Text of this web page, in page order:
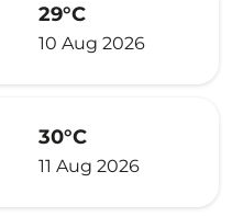
29°C
10 Aug 2026
30°C
11 Aug 2026